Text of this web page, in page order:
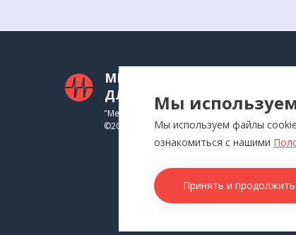
МЕДТЕХНИКА
ДЛЯ ВАС
"Медтехника для Вас"
©2026
Мы
Мы используем файлы
ознакомиться с нашими
Принять и продолжить